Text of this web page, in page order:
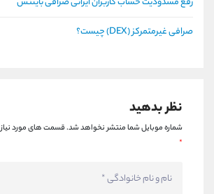
صرافی غیرمتمرکز (DEX) چیست؟
نظر بدهید
شماره موبایل شما منتشر نخواهد شد.قسمت های مورد
*